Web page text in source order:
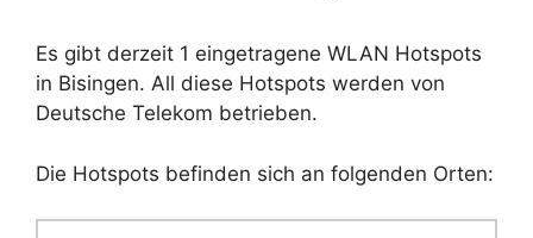
Es gibt derzeit 1 eingetragene WLAN Hotspots
in Bisingen. All diese Hotspots werden von
Deutsche Telekom betrieben.
Die Hotspots befinden sich an folgenden Orten: